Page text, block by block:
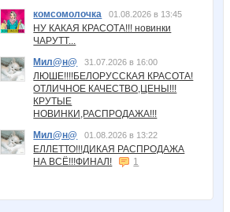
комсомолочка
01.08.2026 в 13:45
НУ КАКАЯ КРАСОТА!!! новинки
ЧАРУТТ...
Мил@н@
31.07.2026 в 16:00
ЛЮШЕ!!!!БЕЛОРУССКАЯ КРАСОТА!
ОТЛИЧНОЕ КАЧЕСТВО,ЦЕНЫ!!!
КРУТЫЕ
НОВИНКИ,РАСПРОДАЖА!!!
Мил@н@
01.08.2026 в 13:22
ЕЛЛЕТТО!!!ДИКАЯ РАСПРОДАЖА
НА ВСЁ!!!ФИНАЛ!
1